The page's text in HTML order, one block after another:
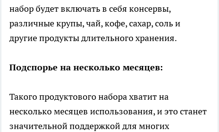
набор будет включать в себя консервы,
различные крупы, чай, кофе, сахар, соль и
другие продукты длительного хранения.
Подспорье на несколько месяцев:
Такого продуктового набора хватит на
несколько месяцев использования, и это станет
значительной поддержкой для многих